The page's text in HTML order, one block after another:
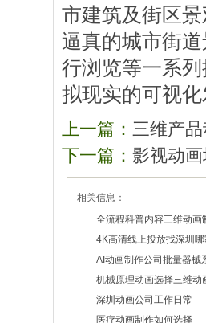
市建筑及街区
逼真的城市街
行浏览等一系
拟现实的可视
上一篇： 三维产
下一篇： 影视动
相关信息：
全流程科普内容三维动画
2026/07/29
4K高清线上投放找深圳
2026/07/27
AI动画制作公司批量器械
2026/07/22
机械原理动画选择三维动
2026/07/20
深圳动画公司工作日常
医疗动画制作如何选择